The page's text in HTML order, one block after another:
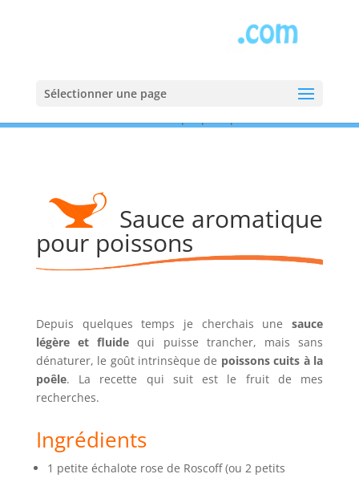
Sélectionner une page
Sauce aromatique
pour poissons
Depuis quelques temps je cherchais unesauce
légère et fluide qui puisse trancher, mais sans
dénaturer, le goût intrinsèque de poissons cuits à la
poêle. La recette qui suit est le fruit de mes
recherches.
Ingrédients
1 petite échalote rose de Roscoff (ou 2 petits